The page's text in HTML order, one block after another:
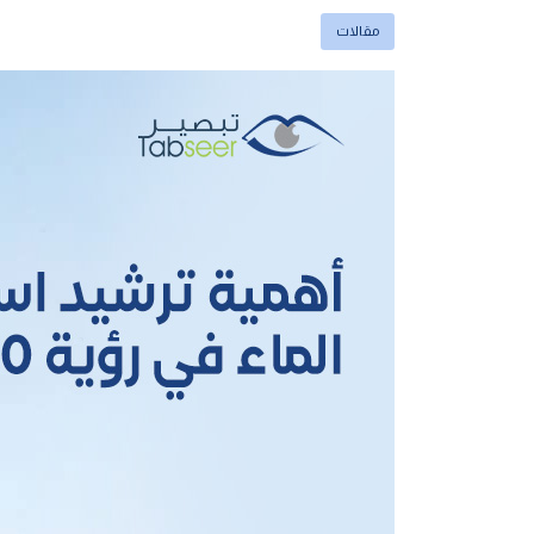
مقالات